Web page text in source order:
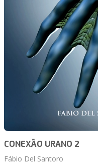
CONEXÃO URANO 2
Fábio Del Santoro